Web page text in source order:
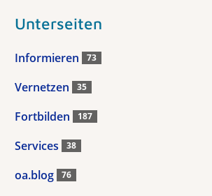
Unterseiten
Informieren 73
Vernetzen 35
Fortbilden 187
Services 38
oa.blog 76